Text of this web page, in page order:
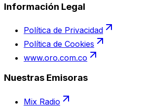
Información Legal
Política de Privacidad
Política de Cookies
www.oro.com.co
Nuestras Emisoras
Mix Radio